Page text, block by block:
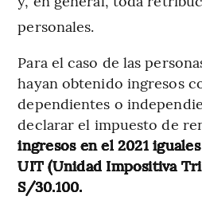
personales.
Para el caso de las
hayan obtenido ingresos
dependientes o
declarar el impuesto de
ingresos en el 2021
UIT (Unidad Impositiva
S/30.100.